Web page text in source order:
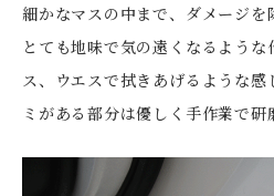
細かなマスの中まで、ダメージ
とても地味で気の遠くなるよう
ス、ウエスで拭きあげるような
ミがある部分は優しく手作業で研